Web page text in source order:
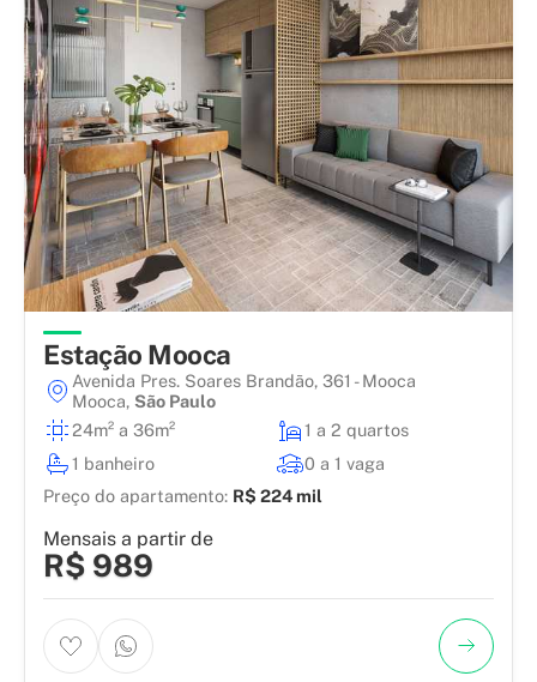
Estação Mooca
Avenida Pres. Soares Brandão, 361 - Mooca
Mooca, São Paulo
24m² a 36m²
1 a 2 quartos
1 banheiro
0 a 1 vaga
Preço do apartamento: R$ 224 mil
Mensais a partir de
R$ 989